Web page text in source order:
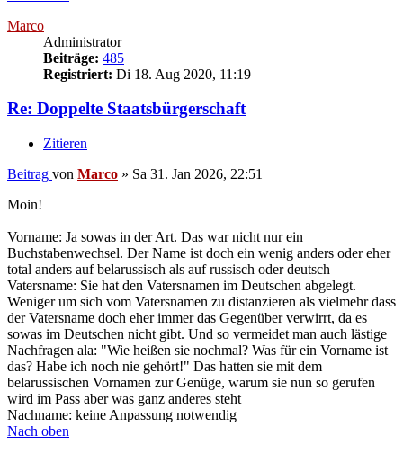
Marco
Administrator
Beiträge: 485
Registriert: Di 18. Aug 2020, 11:19
Re: Doppelte Staatsbürgerschaft
Zitieren
Beitrag von Marco » Sa 31. Jan 2026, 22:51
Moin!
Vorname: Ja sowas in der Art. Das war nicht nur ein
Buchstabenwechsel. Der Name ist doch ein wenig anders oder eher
total anders auf belarussisch als auf russisch oder deutsch
Vatersname: Sie hat den Vatersnamen im Deutschen abgelegt.
Weniger um sich vom Vatersnamen zu distanzieren als vielmehr dass
der Vatersname doch eher immer das Gegenüber verwirrt, da es
sowas im Deutschen nicht gibt. Und so vermeidet man auch lästige
Nachfragen ala: "Wie heißen sie nochmal? Was für ein Vorname ist
das? Habe ich noch nie gehört!" Das hatten sie mit dem
belarussischen Vornamen zur Genüge, warum sie nun so gerufen
wird im Pass aber was ganz anderes steht
Nachname: keine Anpassung notwendig
Nach oben